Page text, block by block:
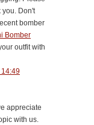
you. Don't
bomber
Bomber
outfit with
appreciate
with us.